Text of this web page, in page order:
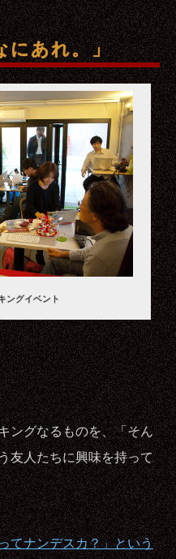
にあれ。」
ングイベント
ングなるものを、「そん
友人たちに興味を持って
てナンデスカ？」という